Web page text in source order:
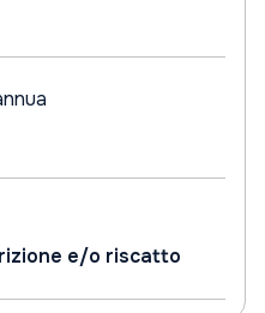
e/o riscatto